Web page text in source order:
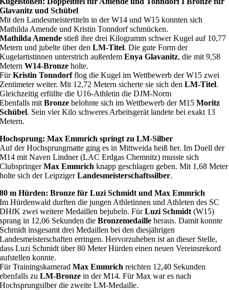
Glavanitz und Schübel
Mit den Landesmeistertiteln in der W14 und W15 konnten sich
Mathilda Amende und Kristin Tonndorf schmücken.
Mathilda Amendestieß ihre drei Kilogramm schwer Kugel auf 10,77
Metern und jubelte über den LM-Titel. Die gute Form der
Kugelartistinnen unterstrich außerdemEnya Glavanitz, die mit 9,58
MeternW14-Bronze holte.
FürKristin Tonndorfflog die Kugel im Wettbewerb der W15 zwei
Zentimeter weiter. Mit 12,72 Metern sicherte sie sich denLM-Titel.
Gleichzeitig erfüllte die U16-Athletin die DJM-Norm
Ebenfalls mitBronze belohnte sich im Wettbewerb der M15Moritz
Schübel. Sein vier Kilo schweres Arbeitsgerät landete bei exakt 13
Metern.
Hochsprung: Max Emmrich springt zu LM-Silber
Auf der Hochsprungmatte ging es in Mittweida heiß her. Im Duell der
M14 mit Naven Lindner (LAC Erdgas Chemnitz) musste sich
ClubspringerMax Emmrich knapp geschlagen geben. Mit 1,68 Meter
holte sich der LeipzigerLandesmeisterschaftssilber.
80 m Hürden: Bronze für Luzi Schmidt und Max Emmrich
Im Hürdenwald durften die jungen Athletinnen und Athleten des SC
DHfK zwei weitere Medaillen bejubeln. FürLuzi Schmidt (W15)
sprang in 12,06 Sekunden dieBronzemedaille heraus. Damit konnte
Schmidt insgesamt drei Medaillen bei den diesjährigen
Landesmeisterschaften erringen. Hervorzuheben ist an dieser Stelle,
dass Luzi Schmidt über 80 Meter Hürden einen neuen Vereinsrekord
aufstellen konnte.
Für TrainingskameradMax Emmrich reichten 12,40 Sekunden
ebenfalls zuLM-Bronze in der M14. Für Max war es nach
Hochsprungsilber die zweite LM-Medaille.